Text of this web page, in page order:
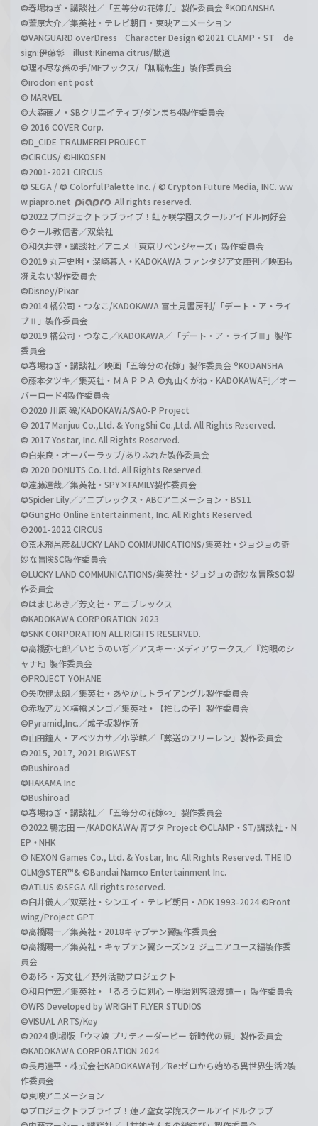
©春場ねぎ・講談社／「五等分の花嫁∬」製作委員会 ®KODANSHA
©葦原大介／集英社・テレビ朝日・東映アニメーション
©VANGUARD overDress Character Design ©2021 CLAMP・ST de
sign:伊藤彰 illust:Kinema citrus/獣道
©理不尽な孫の手/MFブックス/「無職転生」製作委員会
©irodori ent post
© MARVEL
©大森藤ノ・SBクリエイティブ/ダンまち4製作委員会
© 2016 COVER Corp.
©D_CIDE TRAUMEREI PROJECT
©CIRCUS/ ©HIKOSEN
©2001-2021 CIRCUS
© SEGA / © Colorful Palette Inc. / © Crypton Future Media, INC. ww
w.piapro.net
All rights reserved.
©2022 プロジェクトラブライブ！虹ヶ咲学園スクールアイドル同好会
©クール教信者／双葉社
©和久井健・講談社／アニメ「東京リベンジャーズ」製作委員会
©2019 丸戸史明・深崎暮人・KADOKAWA ファンタジア文庫刊／映画も
冴えない製作委員会
©Disney/Pixar
©2014 橘公司・つなこ/KADOKAWA 富士見書房刊/「デート・ア・ライ
ブⅡ」製作委員会
©2019 橘公司・つなこ／KADOKAWA／「デート・ア・ライブⅢ」製作
委員会
©春場ねぎ・講談社／映画「五等分の花嫁」製作委員会 ®KODANSHA
©藤本タツキ／集英社・ＭＡＰＰＡ ©丸山くがね・KADOKAWA刊／オー
バーロード4製作委員会
©2020 川原 礫/KADOKAWA/SAO-P Project
© 2017 Manjuu Co.,Ltd. & YongShi Co.,Ltd. All Rights Reserved.
© 2017 Yostar, Inc. All Rights Reserved.
©白米良・オーバーラップ/ありふれた製作委員会
© 2020 DONUTS Co. Ltd. All Rights Reserved.
©遠藤達哉／集英社・SPY×FAMILY製作委員会
©Spider Lily／アニプレックス・ABCアニメーション・BS11
©GungHo Online Entertainment, Inc. All Rights Reserved.
©2001-2022 CIRCUS
©荒木飛呂彦&LUCKY LAND COMMUNICATIONS/集英社・ジョジョの奇
妙な冒険SC製作委員会
©LUCKY LAND COMMUNICATIONS/集英社・ジョジョの奇妙な冒険SO製
作委員会
©はまじあき／芳文社・アニプレックス
©KADOKAWA CORPORATION 2023
©SNK CORPORATION ALL RIGHTS RESERVED.
©高橋弥七郎／いとうのいぢ／アスキー･メディアワークス／『灼眼のシ
ャナF』製作委員会
©PROJECT YOHANE
©矢吹健太朗／集英社・あやかしトライアングル製作委員会
©赤坂アカ×横槍メンゴ／集英社・【推しの子】製作委員会
©Pyramid,Inc.／成子坂製作所
©山田鐘人・アベツカサ／小学館／「葬送のフリーレン」製作委員会
©2015, 2017, 2021 BIGWEST
©Bushiroad
©HAKAMA Inc
©Bushiroad
©春場ねぎ・講談社／「五等分の花嫁∽」製作委員会
©2022 鴨志田 一/KADOKAWA/青ブタ Project ©CLAMP・ST/講談社・N
EP・NHK
© NEXON Games Co., Ltd. & Yostar, Inc. All Rights Reserved. THE ID
OLM@STER™& ©Bandai Namco Entertainment Inc.
©ATLUS ©SEGA All rights reserved.
©臼井儀人／双葉社・シンエイ・テレビ朝日・ADK 1993-2024 ©Front
wing/Project GPT
©高橋陽一／集英社・2018キャプテン翼製作委員会
©高橋陽一／集英社・キャプテン翼シーズン２ ジュニアユース編製作委
員会
©あfろ・芳文社／野外活動プロジェクト
©和月伸宏／集英社・「るろうに剣心 －明治剣客浪漫譚－」製作委員会
©WFS Developed by WRIGHT FLYER STUDIOS
©VISUAL ARTS/Key
©2024 劇場版「ウマ娘 プリティーダービー 新時代の扉」製作委員会
©KADOKAWA CORPORATION 2024
©長月達平・株式会社KADOKAWA刊／Re:ゼロから始める異世界生活2製
作委員会
©東映アニメーション
©プロジェクトラブライブ！蓮ノ空女学院スクールアイドルクラブ